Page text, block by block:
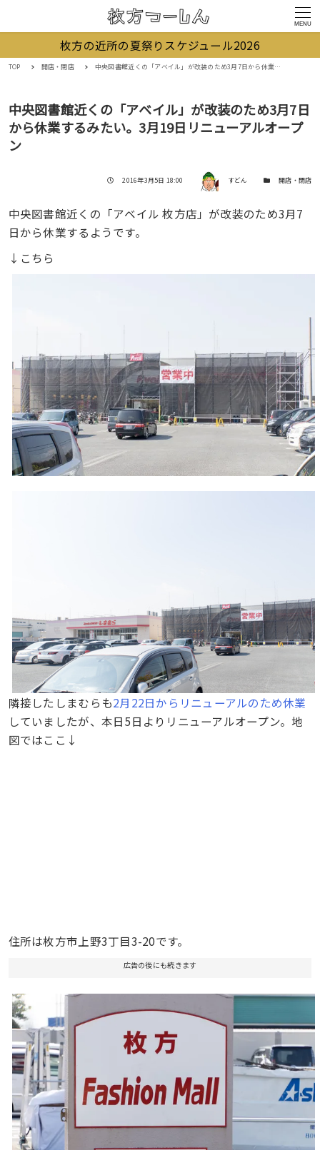
MENU
枚方の近所の夏祭りスケジュール2026
TOP 開店・閉店 中央図書館近くの「アベイル」が改装のため3月7日から休業するみたい。3月19日リニューアルオープン
中央図書館近くの「アベイル」が改装のため3月7日
から休業するみたい。3月19日リニューアルオープ
ン
投稿日
2016年3月5日 18:00 著者 すどん カテゴリー開店・閉店
中央図書館近くの「アベイル 枚方店」が改装のため3月7
日から休業するようです。
↓こちら
隣接したしまむらも2月22日からリニューアルのため休業
していましたが、本日5日よりリニューアルオープン。地
図ではここ↓
住所は枚方市上野3丁目3-20です。
広告の後にも続きます